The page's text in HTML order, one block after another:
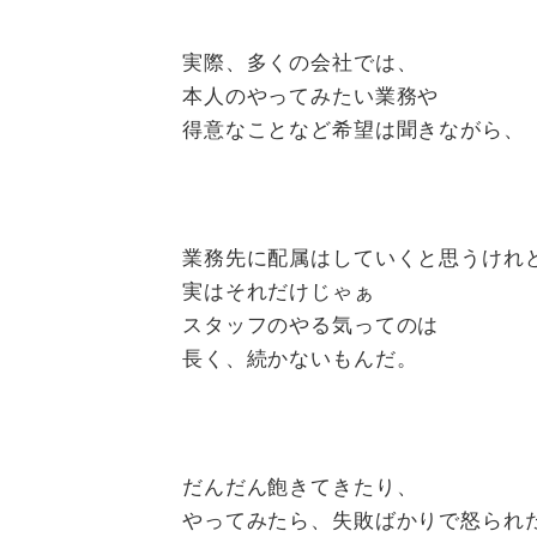
実際、多くの会社では、
本人のやってみたい業務や
得意なことなど希望は聞きながら、
業務先に配属はしていくと思うけれ
実はそれだけじゃぁ
スタッフのやる気ってのは
長く、続かないもんだ。
だんだん飽きてきたり、
やってみたら、失敗ばかりで怒られ